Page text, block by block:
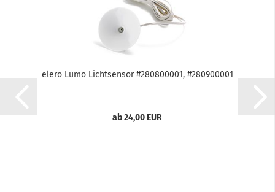
elero Lumo Licht­sen­sor #280800001, #280900001
ab 24,00 EUR